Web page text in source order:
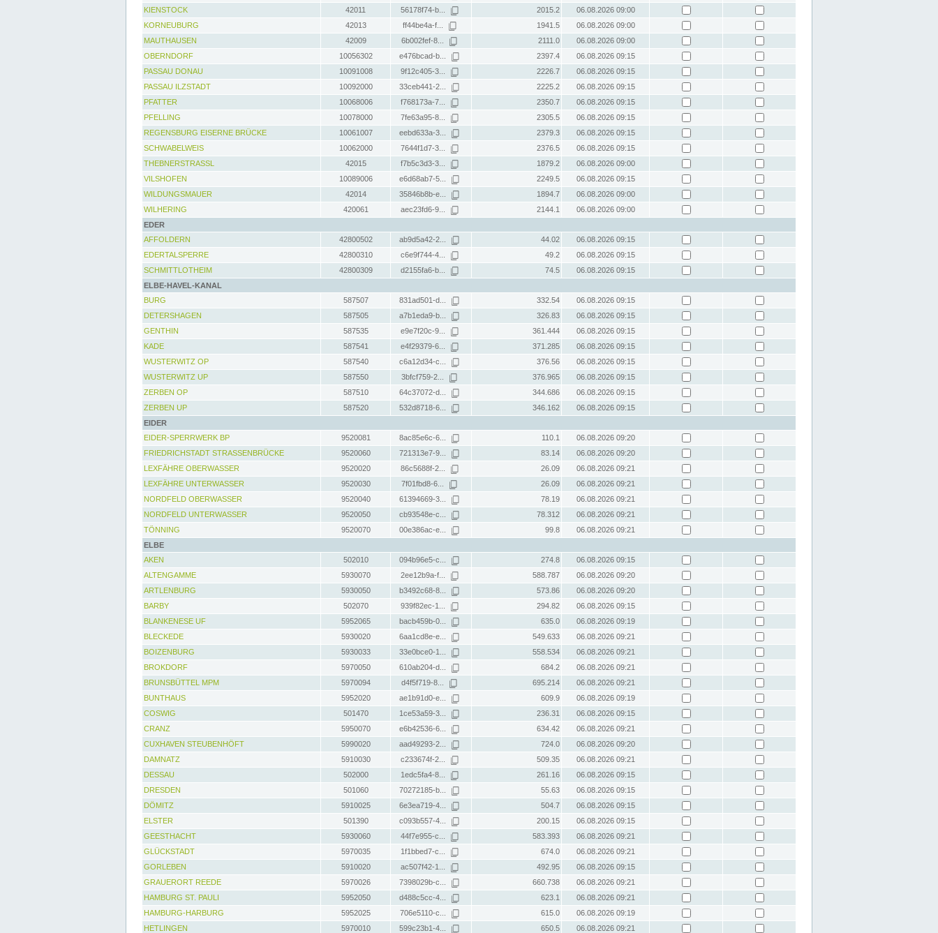
KIENSTOCK
42011 56178f74-b... 2015.2
06.08.2026 09:00
KORNEUBURG
42013 ff44be4a-f... 1941.5
06.08.2026 09:00
MAUTHAUSEN
42009 6b002fef-8... 2111.0
06.08.2026 09:00
OBERNDORF
10056302 e476bcad-b... 2397.4
06.08.2026 09:15
PASSAU DONAU
10091008 9f12c405-3... 2226.7
06.08.2026 09:15
PASSAU ILZSTADT
10092000 33ceb441-2... 2225.2
06.08.2026 09:15
PFATTER
10068006 f768173a-7... 2350.7
06.08.2026 09:15
PFELLING
10078000 7fe63a95-8... 2305.5
06.08.2026 09:15
REGENSBURG EISERNE BRÜCKE
10061007 eebd633a-3... 2379.3
06.08.2026 09:15
SCHWABELWEIS
10062000 7644f1d7-3... 2376.5
06.08.2026 09:15
THEBNERSTRASSL
42015 f7b5c3d3-3... 1879.2
06.08.2026 09:00
VILSHOFEN
10089006 e6d68ab7-5... 2249.5
06.08.2026 09:15
WILDUNGSMAUER
42014 35846b8b-e... 1894.7
06.08.2026 09:00
WILHERING
420061 aec23fd6-9... 2144.1
06.08.2026 09:00
EDER
AFFOLDERN
42800502 ab9d5a42-2... 44.02
06.08.2026 09:15
EDERTALSPERRE
42800310 c6e9f744-4... 49.2
06.08.2026 09:15
SCHMITTLOTHEIM
42800309 d2155fa6-b... 74.5
06.08.2026 09:15
ELBE-HAVEL-KANAL
BURG
587507 831ad501-d... 332.54
06.08.2026 09:15
DETERSHAGEN
587505 a7b1eda9-b... 326.83
06.08.2026 09:15
GENTHIN
587535 e9e7f20c-9... 361.444
06.08.2026 09:15
KADE
587541 e4f29379-6... 371.285
06.08.2026 09:15
WUSTERWITZ OP
587540 c6a12d34-c... 376.56
06.08.2026 09:15
WUSTERWITZ UP
587550 3bfcf759-2... 376.965
06.08.2026 09:15
ZERBEN OP
587510 64c37072-d... 344.686
06.08.2026 09:15
ZERBEN UP
587520 532d8718-6... 346.162
06.08.2026 09:15
EIDER
EIDER-SPERRWERK BP
9520081 8ac85e6c-6... 110.1
06.08.2026 09:20
FRIEDRICHSTADT STRASSENBRÜCKE
9520060 721313e7-9... 83.14
06.08.2026 09:20
LEXFÄHRE OBERWASSER
9520020 86c5688f-2... 26.09
06.08.2026 09:21
LEXFÄHRE UNTERWASSER
9520030 7f01fbd8-6... 26.09
06.08.2026 09:21
NORDFELD OBERWASSER
9520040 61394669-3... 78.19
06.08.2026 09:21
NORDFELD UNTERWASSER
9520050 cb93548e-c... 78.312
06.08.2026 09:21
TÖNNING
9520070 00e386ac-e... 99.8
06.08.2026 09:21
ELBE
AKEN
502010 094b96e5-c... 274.8
06.08.2026 09:15
ALTENGAMME
5930070 2ee12b9a-f... 588.787
06.08.2026 09:20
ARTLENBURG
5930050 b3492c68-8... 573.86
06.08.2026 09:20
BARBY
502070 939f82ec-1... 294.82
06.08.2026 09:15
BLANKENESE UF
5952065 bacb459b-0... 635.0
06.08.2026 09:19
BLECKEDE
5930020 6aa1cd8e-e... 549.633
06.08.2026 09:21
BOIZENBURG
5930033 33e0bce0-1... 558.534
06.08.2026 09:21
BROKDORF
5970050 610ab204-d... 684.2
06.08.2026 09:21
BRUNSBÜTTEL MPM
5970094 d4f5f719-8... 695.214
06.08.2026 09:21
BUNTHAUS
5952020 ae1b91d0-e... 609.9
06.08.2026 09:19
COSWIG
501470 1ce53a59-3... 236.31
06.08.2026 09:15
CRANZ
5950070 e6b42536-6... 634.42
06.08.2026 09:21
CUXHAVEN STEUBENHÖFT
5990020 aad49293-2... 724.0
06.08.2026 09:20
DAMNATZ
5910030 c233674f-2... 509.35
06.08.2026 09:21
DESSAU
502000 1edc5fa4-8... 261.16
06.08.2026 09:15
DRESDEN
501060 70272185-b... 55.63
06.08.2026 09:15
DÖMITZ
5910025 6e3ea719-4... 504.7
06.08.2026 09:15
ELSTER
501390 c093b557-4... 200.15
06.08.2026 09:15
GEESTHACHT
5930060 44f7e955-c... 583.393
06.08.2026 09:21
GLÜCKSTADT
5970035 1f1bbed7-c... 674.0
06.08.2026 09:21
GORLEBEN
5910020 ac507f42-1... 492.95
06.08.2026 09:15
GRAUERORT REEDE
5970026 7398029b-c... 660.738
06.08.2026 09:21
HAMBURG ST. PAULI
5952050 d488c5cc-4... 623.1
06.08.2026 09:21
HAMBURG-HARBURG
5952025 706e5110-c... 615.0
06.08.2026 09:19
HETLINGEN
5970010 599c23b1-4... 650.5
06.08.2026 09:21